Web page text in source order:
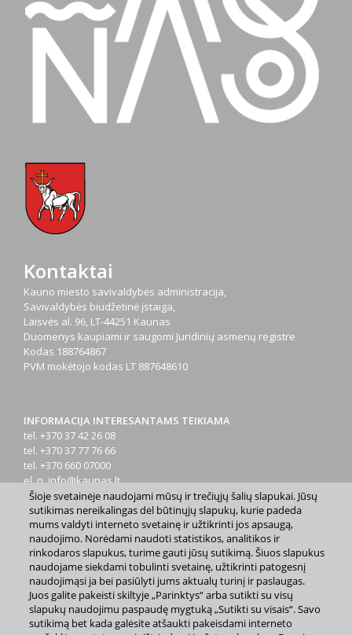
Kontaktai
Kauno miesto savivaldybės administracija,
Savivaldybės biudžetinė įstaiga,
Laisvės al. 96, LT-44251 Kaunas
Duomenys kaupiami ir saugomi Juridinių asmenų registre
Kodas 188764867
PVM mokėtojo kodas LT 887648610
INFORMACIJA INTERESANTAMS TEIKIAMA
tel. +370 37 42 26 08
tel. +370 37 77 76 66
tel. +370 660 07000
el. p.info@kaunas.lt
2023 m. Kauno miesto savivaldybė. Kopijuoti ir platinti
www.kaunas.lt skelbiamą informaciją be autorių sutikimo draudžiama.
Svetainės žemėlapis »
Šioje svetainėje naudojami mūsų ir trečiųjų šalių slapukai. Jūsų
sutikimas nereikalingas dėl būtinųjų slapukų, kurie padeda
mums valdyti interneto svetainę ir užtikrinti jos apsaugą,
naudojimo. Norėdami naudoti statistikos, analitikos ir
rinkodaros slapukus, turime gauti jūsų sutikimą. Šiuos slapukus
naudojame siekdami tobulinti svetainę, užtikrinti patogesnį
naudojimąsi ja bei pasiūlyti jums aktualų turinį ir paslaugas.
Juos galite pakeisti skiltyje „Parinktys“ arba sutikti su visų
slapukų naudojimu paspaudę mygtuką „Sutikti su visais“. Savo
sutikimą bet kada galėsite atšaukti pakeisdami interneto